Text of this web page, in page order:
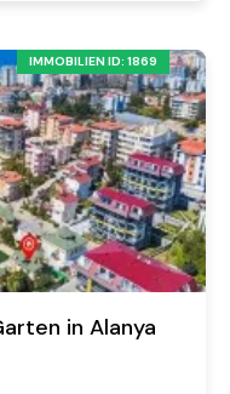
IMMOBILIEN ID: 1869
in Alanya